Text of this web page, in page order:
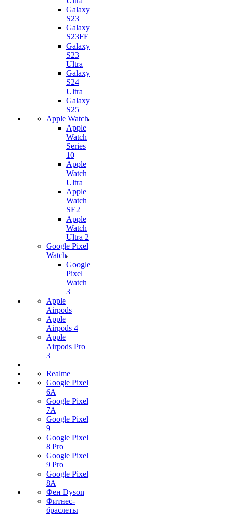
Galaxy
S23
Galaxy
S23FE
Galaxy
S23
Ultra
Galaxy
S24
Ultra
Galaxy
S25
Apple Watch
Apple
Watch
Series
10
Apple
Watch
Ultra
Apple
Watch
SE2
Apple
Watch
Ultra 2
Google Pixel
Watch
Google
Pixel
Watch
3
Apple
Airpods
Apple
Airpods 4
Apple
Airpods Pro
3
Realme
Google Pixel
6A
Google Pixel
7А
Google Pixel
9
Google Pixel
8 Pro
Google Pixel
9 Pro
Google Pixel
8A
Фен Dyson
Фитнес-
браслеты